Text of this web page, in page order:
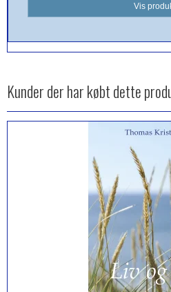
Vis
Kunder der har købt dette